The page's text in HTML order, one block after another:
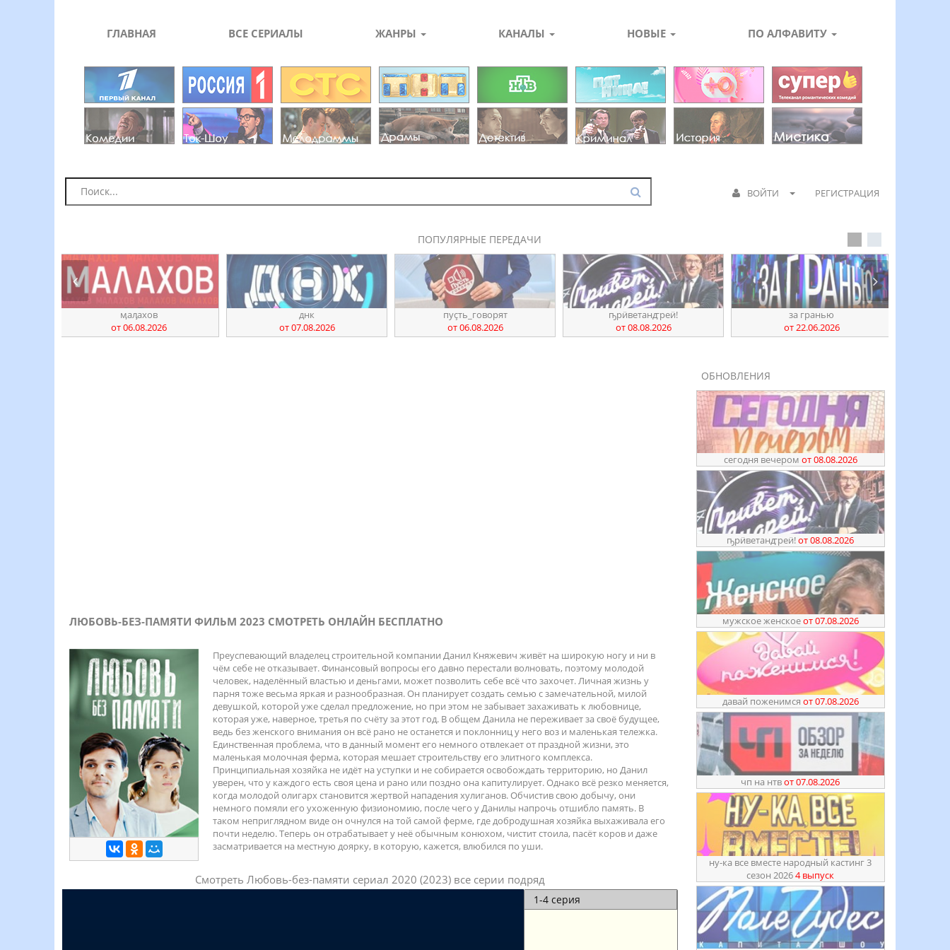
ГЛАВНАЯ ВСЕ СЕРИАЛЫ ЖАНРЫ КАНАЛЫ НОВЫЕ ПО АЛФАВИТУ
ВОЙТИ РЕГИСТРАЦИЯ
ПОПУЛЯРНЫЕ ПЕРЕДАЧИ
ӎаԓахов
от 06.08.2026
днк
от 07.08.2026
пуҫть_говорят
от 06.08.2026
ҧрӥветанꙣреӥ!
от 08.08.2026
за гранью
от 22.06.2026
ЛЮБОВЬ-БЕЗ-ПАМЯТИ ФИЛЬМ 2023 СМОТРЕТЬ ОНЛАЙН БЕСПЛАТНО
Преуспевающий владелец строительной компании Данил Княжевич живёт на широкую ногу и ни в
чём себе не отказывает. Финансовый вопросы его давно перестали волновать, поэтому молодой
человек, наделённый властью и деньгами, может позволить себе всё что захочет. Личная жизнь у
парня тоже весьма яркая и разнообразная. Он планирует создать семью с замечательной, милой
девушкой, которой уже сделал предложение, но при этом не забывает захаживать к любовнице,
которая уже, наверное, третья по счёту за этот год. В общем Данила не переживает за своё будущее,
ведь без женского внимания он всё рано не останется и поклонниц у него воз и маленькая тележка.
Единственная проблема, что в данный момент его немного отвлекает от праздной жизни, это
маленькая молочная ферма, которая мешает строительству его элитного комплекса.
Принципиальная хозяйка не идёт на уступки и не собирается освобождать территорию, но Данил
уверен, что у каждого есть своя цена и рано или поздно она капитулирует. Однако всё резко меняется,
когда молодой олигарх становится жертвой нападения хулиганов. Обчистив свою добычу, они
немного помяли его ухоженную физиономию, после чего у Данилы напрочь отшибло память. В
таком неприглядном виде он очнулся на той самой ферме, где добродушная хозяйка выхаживала его
почти неделю. Теперь он отрабатывает у неё обычным конюхом, чистит стоила, пасёт коров и даже
засматривается на местную доярку, в которую, кажется, влюбился по уши.
Смотреть Любовь-без-памяти сериал 2020 (2023) все серии подряд
ОБНОВЛЕНИЯ
сегодня вечером от 08.08.2026
ҧрӥветанꙣреӥ!от 08.08.2026
мужское женскоеот 07.08.2026
давай поженимся от 07.08.2026
чп на нтвот 07.08.2026
ну-ка все вместе народный кастинг 3
сезон 20264 выпуск